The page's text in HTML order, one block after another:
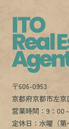
〒606-0953
京都府京都市左
営業時間：9：00
定休日：水曜（第